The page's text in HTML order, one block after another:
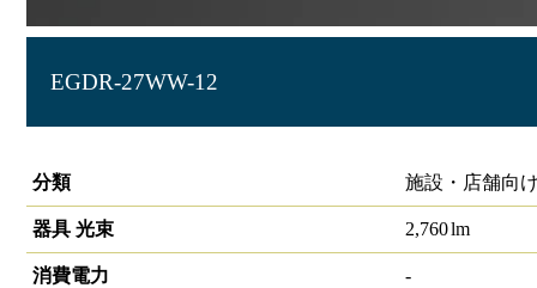
EGDR-27WW-12
分類
施設・店舗向
器具 光束 2,760lm
消費電力 -